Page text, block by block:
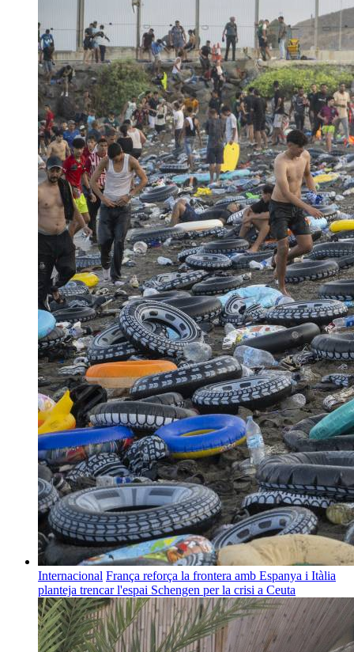
Internacional França reforça la frontera amb Espanya i Itàlia
planteja trencar l'espai Schengen per la crisi a Ceuta